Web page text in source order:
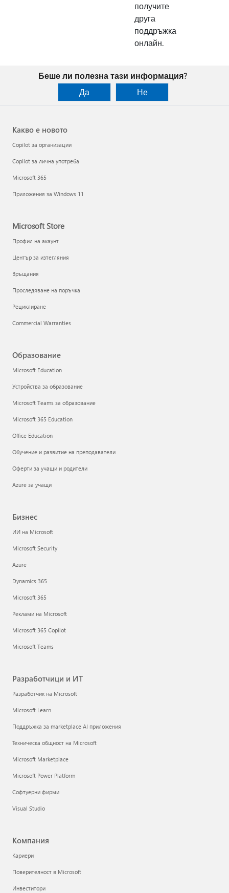
получите
друга
поддръжка
онлайн.
Беше ли полезна тази информация?
Да
Не
Какво е новото
Copilot за организации
Copilot за лична употреба
Microsoft 365
Приложения за Windows 11
Microsoft Store
Профил на акаунт
Център за изтегляния
Връщания
Проследяване на поръчка
Рециклиране
Commercial Warranties
Образование
Microsoft Education
Устройства за образование
Microsoft Teams за образование
Microsoft 365 Education
Office Education
Обучение и развитие на преподаватели
Оферти за учащи и родители
Azure за учащи
Бизнес
ИИ на Microsoft
Microsoft Security
Azure
Dynamics 365
Microsoft 365
Реклами на Microsoft
Microsoft 365 Copilot
Microsoft Teams
Разработчици и ИТ
Разработчик на Microsoft
Microsoft Learn
Поддръжка за marketplace AI приложения
Техническа общност на Microsoft
Microsoft Marketplace
Microsoft Power Platform
Софтуерни фирми
Visual Studio
Компания
Кариери
Поверителност в Microsoft
Инвеститори